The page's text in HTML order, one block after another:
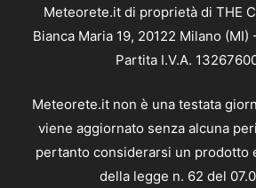
Meteorete.it di proprietà di THE
Bianca Maria 19, 20122 Milano
Partita I.V.A.
Meteorete.it non è una testata
viene aggiornato senza alcuna
pertanto considerarsi un prodotto
della legge n. 62 del